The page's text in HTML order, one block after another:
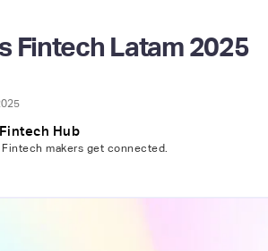
Fintech Latam 2025
Hub
Fintech makers get connected.